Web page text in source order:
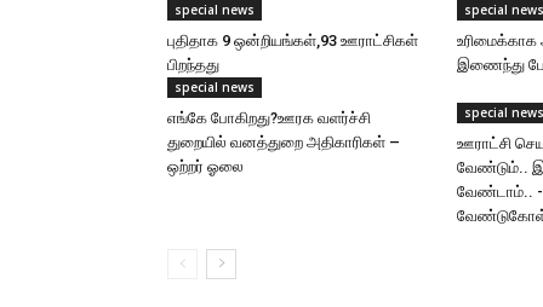
special news
புதிதாக 9 ஒன்றியங்கள்,93 ஊராட்சிகள்
பிறந்தது
special news
இணைந்து
special news
எங்கே போகிறது?ஊரக வளர்ச்சி
துறையில் வனத்துறை அதிகாரிகள் –
ஒற்றர் ஓலை
special news
ஊராட்சி
வேண்டும்..
வேண்டாம்.. -